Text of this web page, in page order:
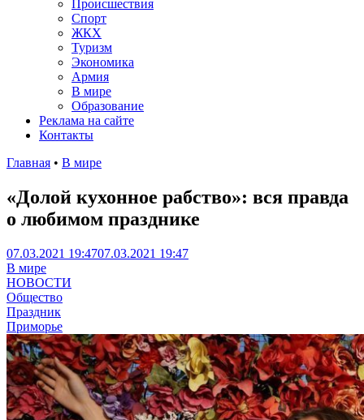
Происшествия
Спорт
ЖКХ
Туризм
Экономика
Армия
В мире
Образование
Реклама на сайте
Контакты
Главная • В мире
«Долой кухонное рабство»: вся правда
о любимом празднике
07.03.2021 19:4707.03.2021 19:47
В мире
НОВОСТИ
Общество
Праздник
Приморье